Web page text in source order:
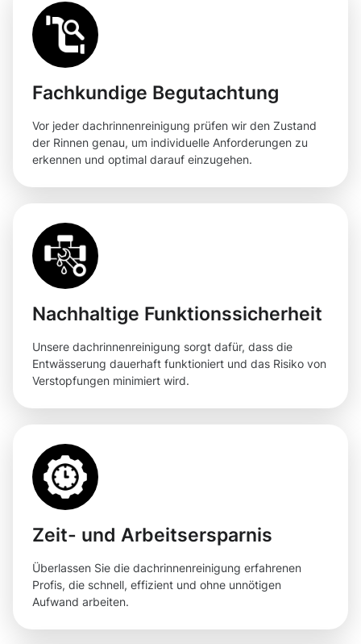
Fachkundige Begutachtung
Vor jeder dachrinnenreinigung prüfen wir den Zustand
der Rinnen genau, um individuelle Anforderungen zu
erkennen und optimal darauf einzugehen.
Nachhaltige Funktionssicherheit
Unsere dachrinnenreinigung sorgt dafür, dass die
Entwässerung dauerhaft funktioniert und das Risiko von
Verstopfungen minimiert wird.
Zeit- und Arbeitsersparnis
Überlassen Sie die dachrinnenreinigung erfahrenen
Profis, die schnell, effizient und ohne unnötigen
Aufwand arbeiten.